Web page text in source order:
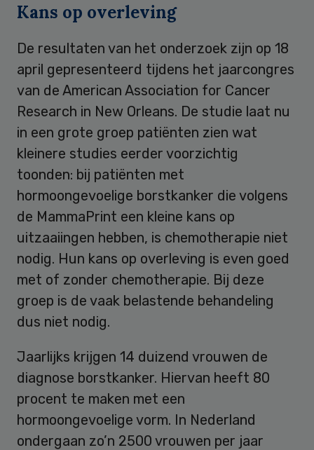
Kans op overleving
De resultaten van het onderzoek zijn op 18
april gepresenteerd tijdens het jaarcongres
van de American Association for Cancer
Research in New Orleans. De studie laat nu
in een grote groep patiënten zien wat
kleinere studies eerder voorzichtig
toonden: bij patiënten met
hormoongevoelige borstkanker die volgens
de MammaPrint een kleine kans op
uitzaaiingen hebben, is chemotherapie niet
nodig. Hun kans op overleving is even goed
met of zonder chemotherapie. Bij deze
groep is de vaak belastende behandeling
dus niet nodig.
Jaarlijks krijgen 14 duizend vrouwen de
diagnose borstkanker. Hiervan heeft 80
procent te maken met een
hormoongevoelige vorm. In Nederland
ondergaan zo’n 2500 vrouwen per jaar